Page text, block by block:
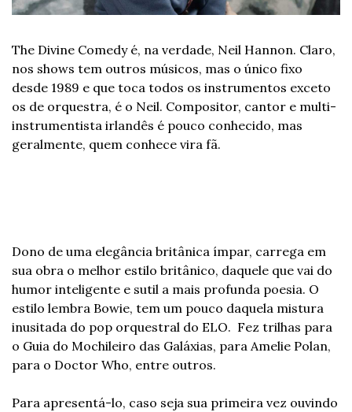
The Divine Comedy é, na verdade, Neil Hannon. Claro,
nos shows tem outros músicos, mas o único fixo
desde 1989 e que toca todos os instrumentos exceto
os de orquestra, é o Neil. Compositor, cantor e multi-
instrumentista irlandês é pouco conhecido, mas
geralmente, quem conhece vira fã.
Dono de uma elegância britânica ímpar, carrega em
sua obra o melhor estilo britânico, daquele que vai do
humor inteligente e sutil a mais profunda poesia. O
estilo lembra Bowie, tem um pouco daquela mistura
inusitada do pop orquestral do ELO.  Fez trilhas para
o Guia do Mochileiro das Galáxias, para Amelie Polan,
para o Doctor Who, entre outros.
Para apresentá-lo, caso seja sua primeira vez ouvindo